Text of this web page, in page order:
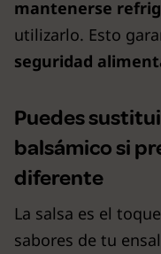
mantenerse
utilizarlo. Esto
seguridad
Puedes
balsámico si
diferente
La salsa es el
sabores de tu